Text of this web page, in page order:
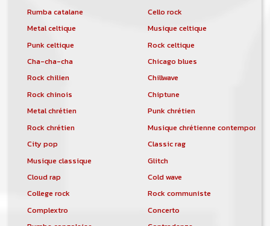
Rumba catalane
Cello rock
Metal celtique
Musique celtique
Punk celtique
Rock celtique
Cha-cha-cha
Chicago blues
Rock chilien
Chillwave
Rock chinois
Chiptune
Metal chrétien
Punk chrétien
Rock chrétien
Musique chrétienne
City pop
Classic rag
Musique classique
Glitch
Cloud rap
Cold wave
College rock
Rock communiste
Complextro
Concerto